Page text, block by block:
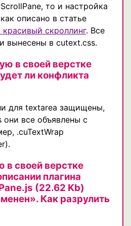
то и настройка
описано в статье
скроллинг. Все
вынесены в cutext.css.
в своей верстке
ли конфликта
для textarea защищены,
они все объявлены с
.cuTextWrap
в своей верстке
плагина
(22.62 Kb)
Как разрулить